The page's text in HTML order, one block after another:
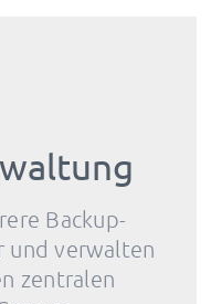
Backup-
und verwalten
zentralen